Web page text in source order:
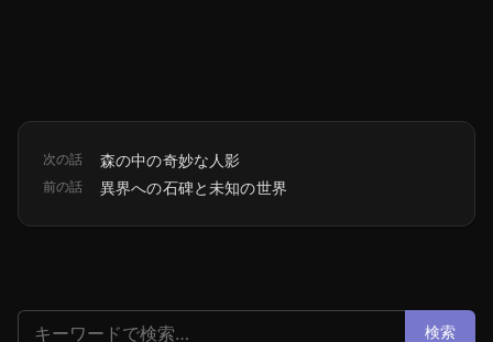
次の話 森の中の奇妙な人影
前の話 異界への石碑と未知の世界
検索: 検索